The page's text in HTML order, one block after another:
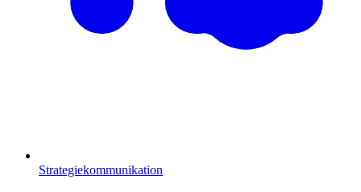
Strategiekommunikation